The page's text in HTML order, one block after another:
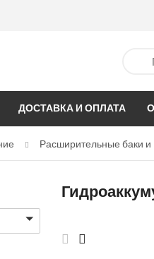
ДОСТАВКА И ОПЛАТА
Расширительные баки